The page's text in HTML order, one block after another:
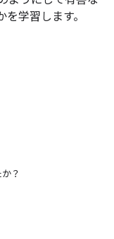
学習します。
？